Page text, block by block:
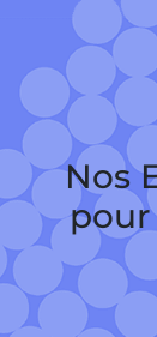
Nos
pour